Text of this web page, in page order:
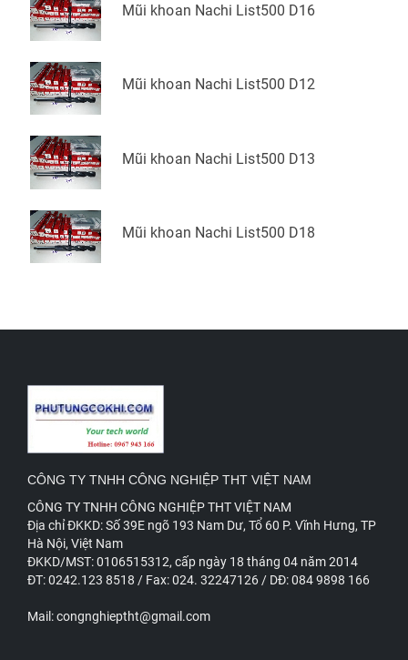
Mũi khoan Nachi List500 D16
Mũi khoan Nachi List500 D12
Mũi khoan Nachi List500 D13
Mũi khoan Nachi List500 D18
CÔNG TY TNHH CÔNG NGHIỆP THT VIỆT NAM
CÔNG TY TNHH CÔNG NGHIỆP THT VIỆT NAM
Địa chỉ ĐKKD: Số 39E ngõ 193 Nam Dư, Tổ 60 P. Vĩnh Hưng, TP
Hà Nội, Việt Nam
ĐKKD/MST: 0106515312, cấp ngày 18 tháng 04 năm 2014
ĐT: 0242.123 8518 / Fax: 024. 32247126 / DĐ: 084 9898 166
Mail: congnghieptht@gmail.com